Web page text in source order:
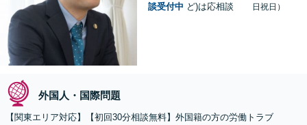
談受付中 ど)は応相談
日祝日）
外国人・国際問題
【関東エリア対応】【初回30分相談無料】外国籍の方の労働トラブ